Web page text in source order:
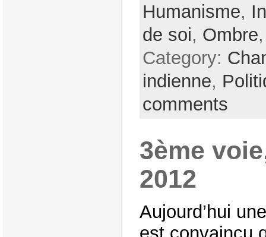
Humanisme,
de soi, Ombre
Category:
indienne,
comments
3ème
2012
Aujourd’hui